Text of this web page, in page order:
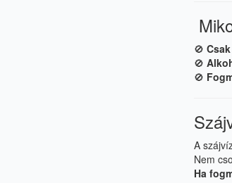
🚫
🚫
🚫
A
Nem
Ha